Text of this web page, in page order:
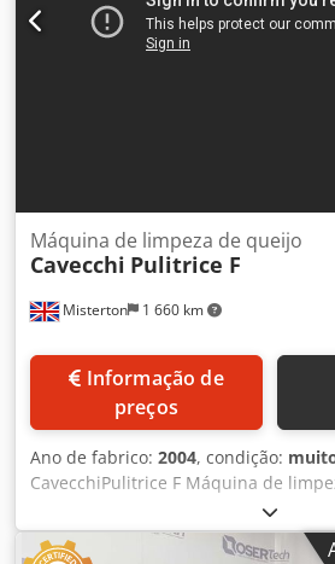
Misterton 1 660 km
Máquina de limpeza de queijo
Cavecchi Pulitrice F
preços
Ano de fabrico: 2004, condição:
CavecchiPulitrice F Máquina de
Dwsdoimgquepfx Apwsa Em série:
limpeza de queijo, escovas laterais e